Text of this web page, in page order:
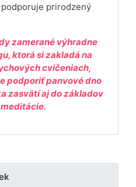
prirodzený
zamerané výhradne
ktorá si zakladá na
cvičeniach,
podporiť panvové dno
zasvätí aj do základov